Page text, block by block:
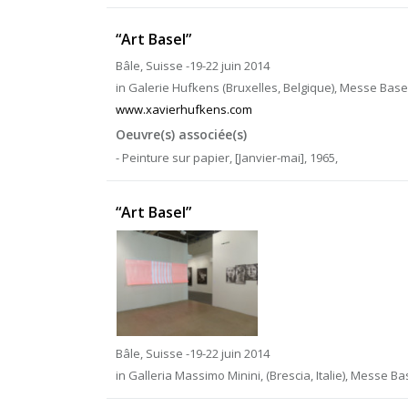
“Art Basel”
Bâle, Suisse -19-22 juin 2014
in Galerie Hufkens (Bruxelles, Belgique), Messe
www.xavierhufkens.com
Oeuvre(s) associée(s)
- Peinture sur papier, [Janvier-mai], 1965,
“Art Basel”
Bâle, Suisse -19-22 juin 2014
in Galleria Massimo Minini, (Brescia, Italie), Messe